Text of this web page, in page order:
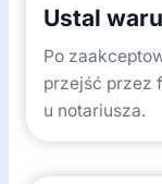
Ustal
Po
przejść przez
u notariusza.